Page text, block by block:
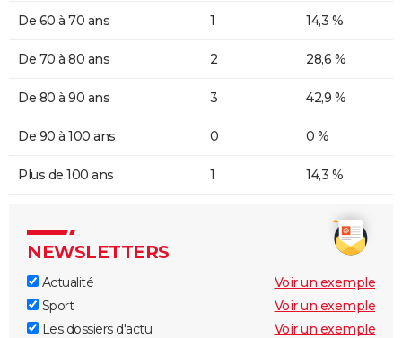
De 60 à 70 ans 1 14,3 %
De 70 à 80 ans 2 28,6 %
De 80 à 90 ans 3 42,9 %
De 90 à 100 ans 0 0 %
Plus de 100 ans 1 14,3 %
NEWSLETTERS
Actualité
Voir un exemple
Sport
Voir un exemple
Les dossiers d'actu
Voir un exemple